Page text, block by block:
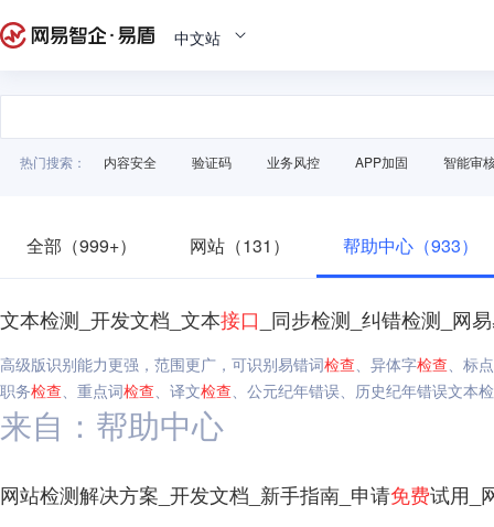
中文站
热门搜索： 内容安全 验证码 业务风控 APP加固 智能审
全部（999+） 网站（131） 帮助中心（933）
文本检测_开发文档_文本接口 _同步检测_纠错检测_网
高级版识别能力更强，范围更广，可识别易错词检查、异体字检查、标
职务检查、重点词检查、译文检查、公元纪年错误、历史纪年错误文本
来自：帮助中心
网站检测解决方案_开发文档_新手指南_申请免费试用_